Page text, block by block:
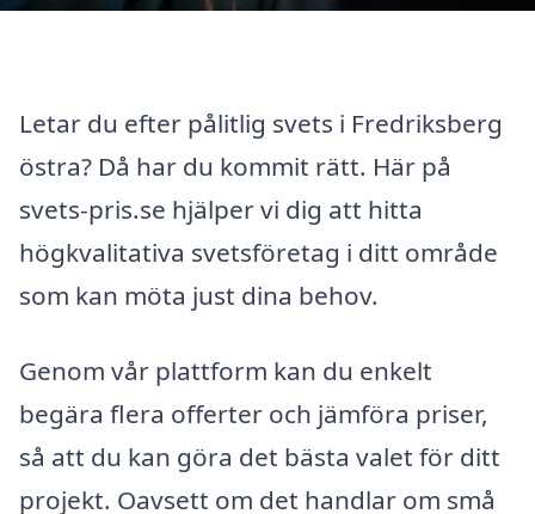
Letar du efter pålitlig svets i Fredriksberg
östra? Då har du kommit rätt. Här på
svets-pris.se hjälper vi dig att hitta
högkvalitativa svetsföretag i ditt område
som kan möta just dina behov.
Genom vår plattform kan du enkelt
begära flera offerter och jämföra priser,
så att du kan göra det bästa valet för ditt
projekt. Oavsett om det handlar om små